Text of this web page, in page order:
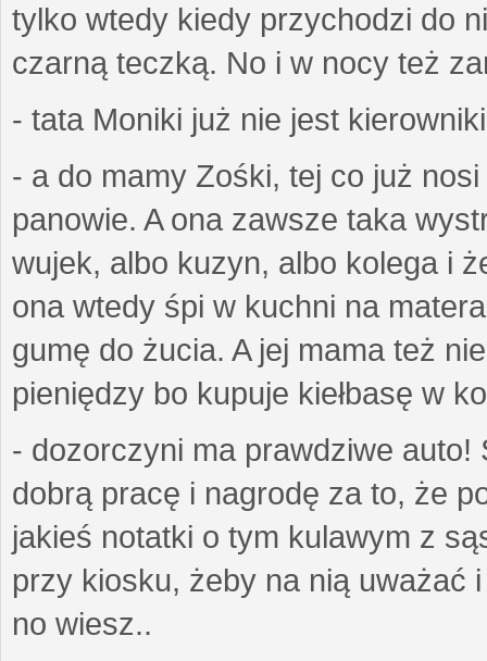
tylko wtedy kiedy przychodzi do
czarną teczką. No i w nocy też
- tata Moniki już nie jest
- a do mamy Zośki, tej co już
panowie. A ona zawsze taka
wujek, albo kuzyn, albo kolega i
ona wtedy śpi w kuchni na
gumę do żucia. A jej mama też
pieniędzy bo kupuje kiełbasę w
- dozorczyni ma prawdziwe auto!
dobrą pracę i nagrodę za to, że
jakieś notatki o tym kulawym z
przy kiosku, żeby na nią uważać
no wiesz..